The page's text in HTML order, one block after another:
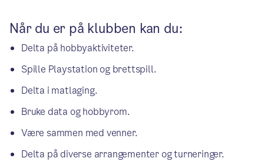
Når du er på klubben kan du:
Delta på hobbyaktiviteter.
Spille Playstation og brettspill.
Delta i matlaging.
Bruke data og hobbyrom.
Være sammen med venner.
Delta på diverse arrangementer og turneringer.